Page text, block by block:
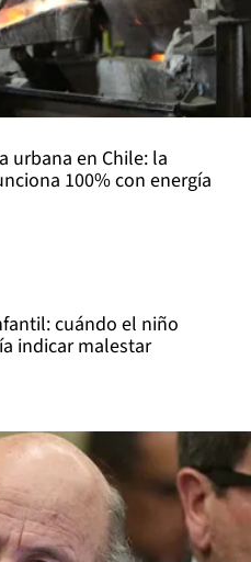
urbana en Chile: la
100% con energía
cuándo el niño
indicar malestar